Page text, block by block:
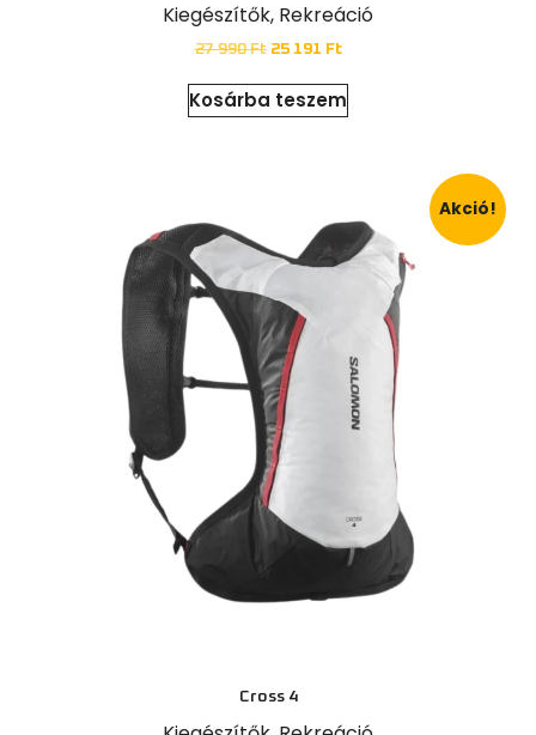
Kiegészítők, Rekreáció
27 990Ft 25 191 Ft
Kosárba teszem
Akció!
Cross 4